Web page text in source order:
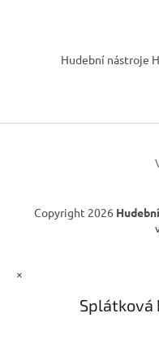
í
Hudební nástroje
Copyright 2026
×
Splátková